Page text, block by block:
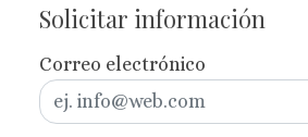
Solicitar información
Correo electrónico